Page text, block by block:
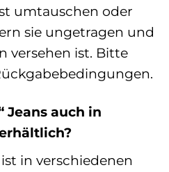
umtauschen oder
sie ungetragen und
versehen ist. Bitte
Jeans auch in
ist in verschiedenen